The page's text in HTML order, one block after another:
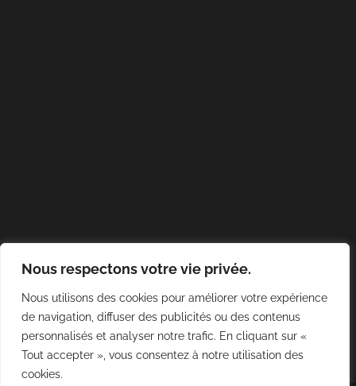
Nous respectons votre vie privée.
Nous utilisons des cookies pour améliorer votre expérience
de navigation, diffuser des publicités ou des contenus
personnalisés et analyser notre trafic. En cliquant sur «
Tout accepter », vous consentez à notre utilisation des
cookies.